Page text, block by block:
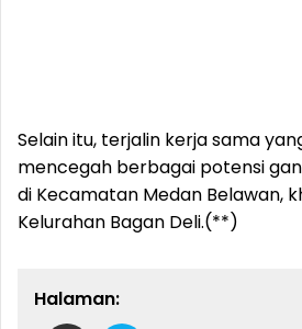
Selain itu, terjalin kerja sama
mencegah berbagai potensi
di Kecamatan Medan Belawan,
Kelurahan Bagan Deli.(**)
Halaman: